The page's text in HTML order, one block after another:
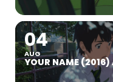
04
AUG
YOUR NAME